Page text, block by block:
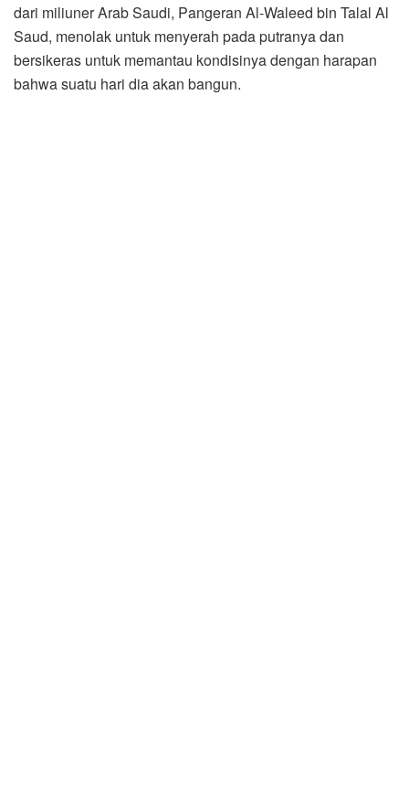
dari miliuner Arab Saudi, Pangeran Al-Waleed bin Talal Al
Saud, menolak untuk menyerah pada putranya dan
bersikeras untuk memantau kondisinya dengan harapan
bahwa suatu hari dia akan bangun.